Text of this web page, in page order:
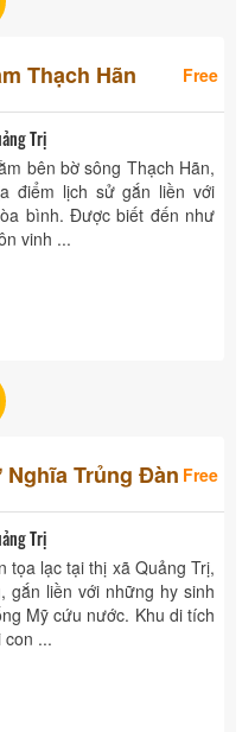
Thạch Hãn
Trị
bên bờ sông Thạch Hãn,
điểm lịch sử gắn liền với
bình. Được biết đến như
vinh ...
Trủng Đàn
Trị
lạc tại thị xã Quảng Trị,
liền với những hy sinh
Mỹ cứu nước. Khu di tích
...